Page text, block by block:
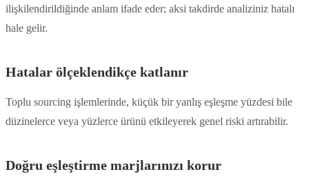
ilişkilendirildiğinde anlam ifade eder; aksi takdirde analiziniz hatalı
hale gelir.
Hatalar ölçeklendikçe katlanır
Toplu sourcing işlemlerinde, küçük bir yanlış eşleşme yüzdesi bile
düzinelerce veya yüzlerce ürünü etkileyerek genel riski artırabilir.
Doğru eşleştirme marjlarınızı korur